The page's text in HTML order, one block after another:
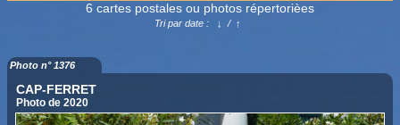
6 cartes postales ou photos répertorièes
Tri par date : ↓ /↑
Photo n° 1376
CAP-FERRET
Photo de 2020